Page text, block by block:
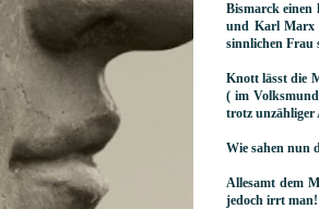
Bismarck einen
und Karl Marx
sinnlichen Frau
Knott lässt die
( im
trotz unzähliger
Wie sahen nun
Allesamt dem
jedoch irrt man!